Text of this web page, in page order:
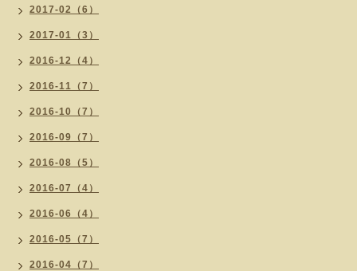
2017-02（6）
2017-01（3）
2016-12（4）
2016-11（7）
2016-10（7）
2016-09（7）
2016-08（5）
2016-07（4）
2016-06（4）
2016-05（7）
2016-04（7）